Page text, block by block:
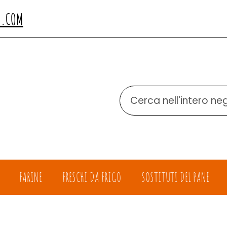
Cerca
Prodotto
FARINE FRESCHI DA FRIGO SOSTITUTI DEL PANE